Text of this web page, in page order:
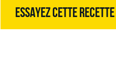
ESSAYEZ CETTE RECETTE